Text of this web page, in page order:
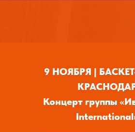
9 НОЯБРЯ |
Концерт группы